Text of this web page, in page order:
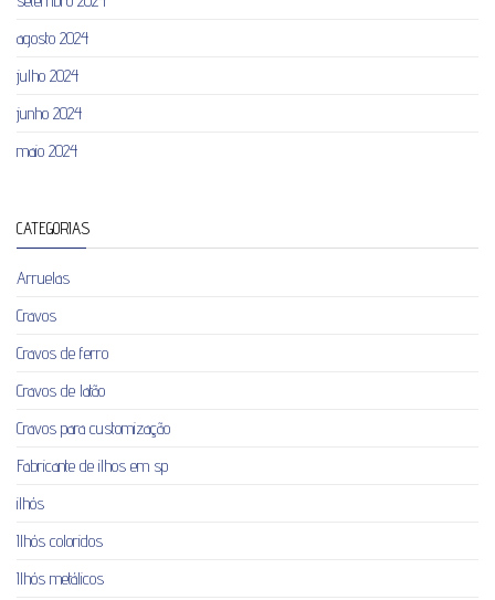
agosto 2024
julho 2024
junho 2024
maio 2024
CATEGORIAS
Arruelas
Cravos
Cravos de ferro
Cravos de latão
Cravos para customização
Fabricante de ilhos em sp
ilhós
Ilhós coloridos
Ilhós metálicos